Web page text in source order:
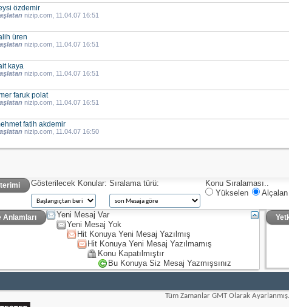
özdemir
nizip.com, 11.04.07 16:51
üren
nizip.com, 11.04.07 16:51
kaya
nizip.com, 11.04.07 16:51
faruk polat
nizip.com, 11.04.07 16:51
fatih akdemir
nizip.com, 11.04.07 16:50
Gösterilecek Konular: Sıralama türü:
Konu Sıralaması..
Yükselen
Alçalan
Anlamları
Yeni Mesaj Var
Yeni Mesaj Yok
Hit Konuya Yeni Mesaj Yazılmış
Hit Konuya Yeni Mesaj Yazılmamış
Konu Kapatılmıştır
Bu Konuya Siz Mesaj Yazmışsınız
Tüm Zamanlar GMT Olarak